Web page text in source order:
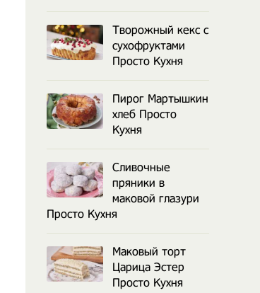
Творожный кекс с
сухофруктами
Просто Кухня
Пирог Мартышкин
хлеб Просто
Кухня
Сливочные
пряники в
маковой глазури
Просто Кухня
Маковый торт
Царица Эстер
Просто Кухня